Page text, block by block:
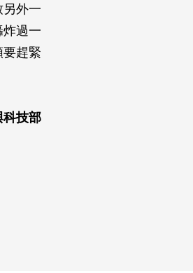
外一
過一
趕緊
科技部